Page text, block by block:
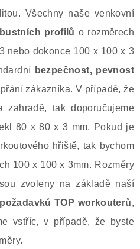
Všechny naše venkovní
profilů o rozměrech
nebo dokonce 100 x 100 x 3
bezpečnost, pevnost
zákazníka. V případě, že
tak doporučujeme
80 x 80 x 3 mm. Pokud je
hřiště, tak bychom
100 x 100 x 3mm. Rozměry
zvoleny na základě naší
požadavků TOP workouterů,
vstříc, v případě, že byste